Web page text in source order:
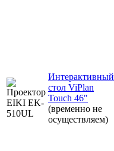
Интерактивный
стол ViPlan
Touch 46"
(временно не
осуществляем)